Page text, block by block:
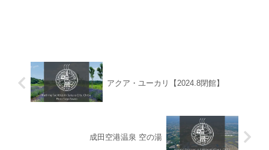
アクア・ユーカリ【2024.8閉館】
成田空港温泉 空の湯